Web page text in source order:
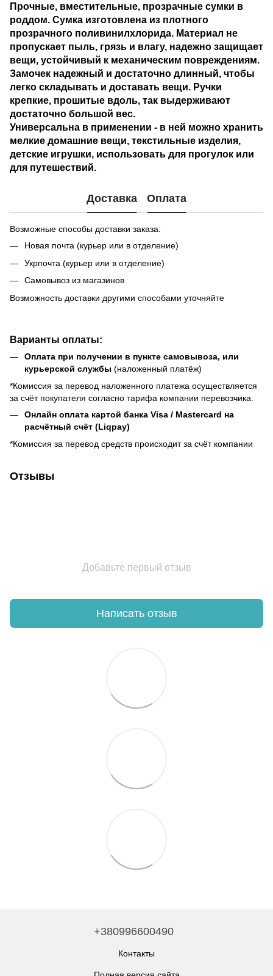
Прочные, вместительные, прозрачные сумки в
роддом. Сумка изготовлена из плотного
прозрачного поливинилхлорида. Материал не
пропускает пыль, грязь и влагу, надежно защищает
вещи, устойчивый к механическим повреждениям.
Замочек надежный и достаточно длинный, чтобы
легко складывать и доставать вещи. Ручки
крепкие, прошитые вдоль, так выдерживают
достаточно большой вес.
Универсальна в применении - в ней можно хранить
мелкие домашние вещи, текстильные изделия,
детские игрушки, использовать для прогулок или
для путешествий.
Доставка Оплата
Возможные способы доставки заказа:
Новая почта (курьер или в отделение)
Укрпочта (курьер или в отделение)
Самовывоз из магазинов
Возможность доставки другими способами уточняйте
Варианты оплаты:
Оплата при получении в пункте самовывоза, или
курьерской службы (наложенный платёж)
*Комиссия за перевод наложенного платежа осуществляется
за счёт покупателя согласно тарифа компании перевозчика.
Онлайн оплата картой банка Visa / Mastercard на
расчётный счёт (Liqpay)
*Комиссия за перевод средств происходит за счёт компании
Отзывы
Добавьте первый отзыв
Написать отзыв
+380996600490
Контакты